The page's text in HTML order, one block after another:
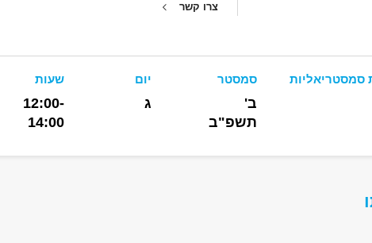
צרו קשר
סמסטריאליות סמסטר
ב'
תשפ"ב
יום
ג
שעות
12:00-
14:00